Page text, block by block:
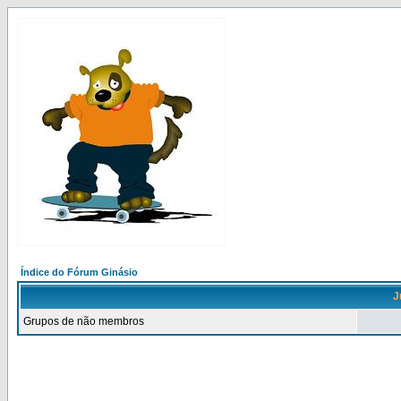
Índice do Fórum Ginásio
Grupos de não membros